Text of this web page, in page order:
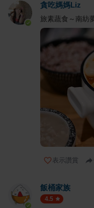
貪吃媽媽Liz
旅素蔬食～南紡
表示讚賞
飯桶家族
4.5